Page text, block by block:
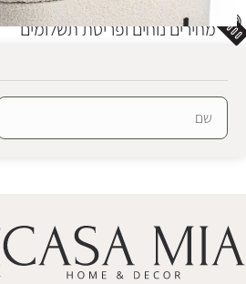
₪ 980
הוספה לסל
מחירים נוחים ופריסת תשלומים